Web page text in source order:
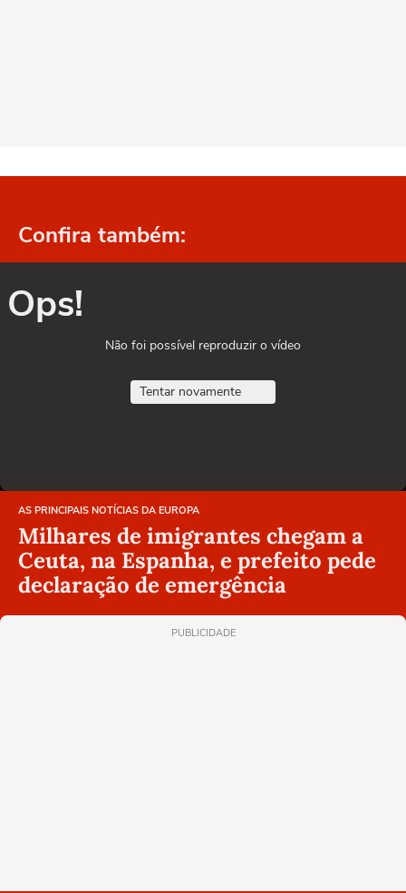
Confira também:
Ops!
Não foi possível reproduzir o vídeo
Tentar novamente
AS PRINCIPAIS NOTÍCIAS DA EUROPA
Milhares de imigrantes chegam a
Ceuta, na Espanha, e prefeito pede
declaração de emergência
PUBLICIDADE